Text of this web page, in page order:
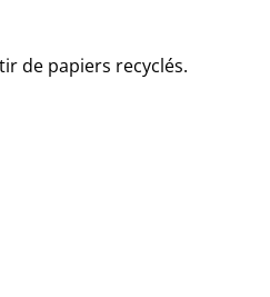
de papiers recyclés.